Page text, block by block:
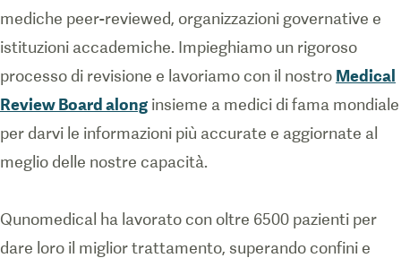
mediche peer-reviewed, organizzazioni governative e
istituzioni accademiche. Impieghiamo un rigoroso
processo di revisione e lavoriamo con il nostro Medical
Review Board along insieme a medici di fama mondiale
per darvi le informazioni più accurate e aggiornate al
meglio delle nostre capacità.
Qunomedical ha lavorato con oltre 6500 pazienti per
dare loro il miglior trattamento, superando confini e